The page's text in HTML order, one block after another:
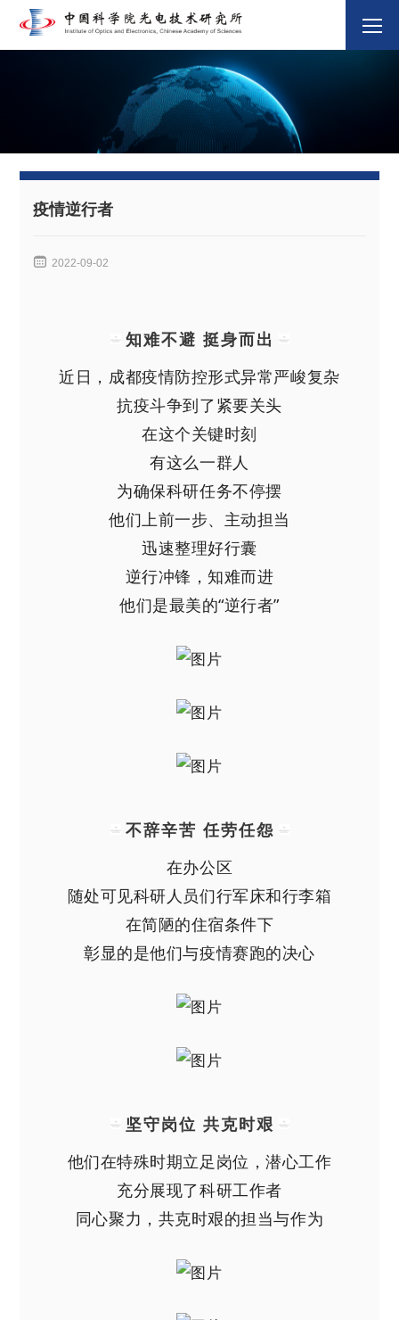
疫情逆行者
 2022-09-02
知难不避 挺身而出
近日，成都疫情防控形式异常严峻复杂
抗疫斗争到了紧要关头
在这个关键时刻
有这么一群人
为确保科研任务不停摆
他们上前一步、主动担当
迅速整理好行囊
逆行冲锋，知难而进
他们是最美的“逆行者”
不辞辛苦 任劳任怨
在办公区
随处可见科研人员们行军床和行李箱
在简陋的住宿条件下
彰显的是他们与疫情赛跑的决心
坚守岗位 共克时艰
他们在特殊时期立足岗位，潜心工作
充分展现了科研工作者
同心聚力，共克时艰的担当与作为